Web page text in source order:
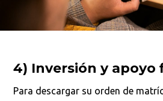
4) Inversión y apoyo
Para descargar su orden de